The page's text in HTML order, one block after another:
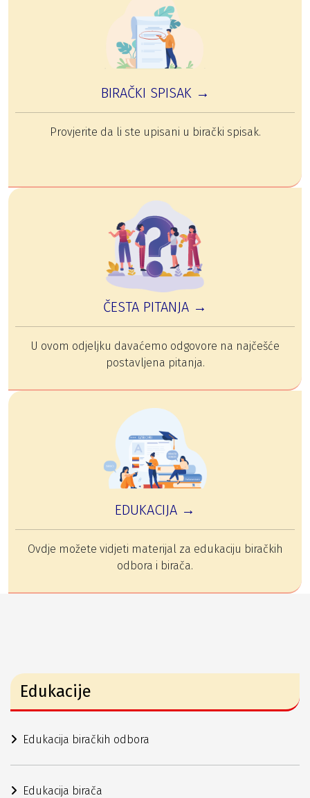
BIRAČKI SPISAK →
Provjerite da li ste upisani u birački spisak.
ČESTA PITANJA →
U ovom odjeljku davaćemo odgovore na najčešće
postavljena pitanja.
EDUKACIJA →
Ovdje možete vidjeti materijal za edukaciju biračkih
odbora i birača.
Edukacije
Edukacija biračkih odbora
Edukacija birača